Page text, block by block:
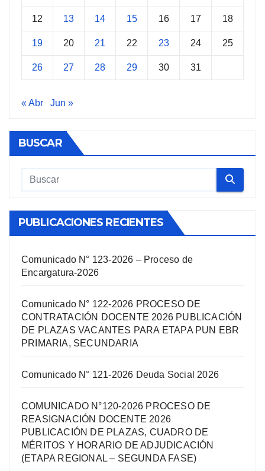
12 13 14 15 16 17 18
19 20 21 22 23 24 25
26 27 28 29 30 31
« Abr Jun »
BUSCAR
PUBLICACIONES RECIENTES
Comunicado N° 123-2026 – Proceso de
Encargatura-2026
Comunicado N° 122-2026 PROCESO DE
CONTRATACIÓN DOCENTE 2026 PUBLICACIÓN
DE PLAZAS VACANTES PARA ETAPA PUN EBR
PRIMARIA, SECUNDARIA
Comunicado N° 121-2026 Deuda Social 2026
COMUNICADO N°120-2026 PROCESO DE
REASIGNACIÓN DOCENTE 2026
PUBLICACIÓN DE PLAZAS, CUADRO DE
MÉRITOS Y HORARIO DE ADJUDICACIÓN
(ETAPA REGIONAL – SEGUNDA FASE)